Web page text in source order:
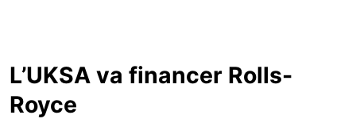
L’UKSA va financer Rolls-
Royce